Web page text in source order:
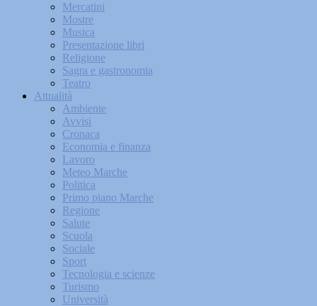
Mercatini
Mostre
Musica
Presentazione libri
Religione
Sagra e gastronomia
Teatro
Attualità
Ambiente
Avvisi
Cronaca
Economia e finanza
Lavoro
Meteo Marche
Politica
Primo piano Marche
Regione
Salute
Scuola
Sociale
Sport
Tecnologia e scienze
Turismo
Università